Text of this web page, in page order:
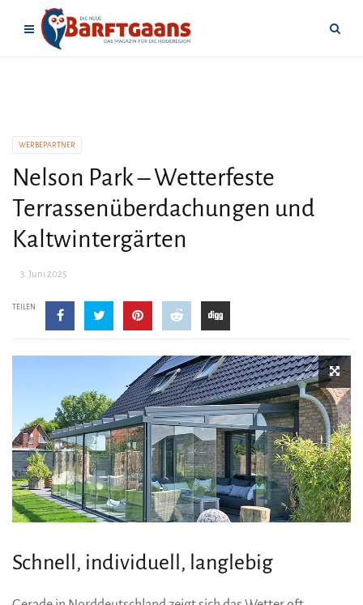
WERBEPARTNER
Nelson Park – Wetterfeste
Terrassenüberdachungen und
Kaltwintergärten
3. Juni 2025
TEILEN
Schnell, individuell, langlebig